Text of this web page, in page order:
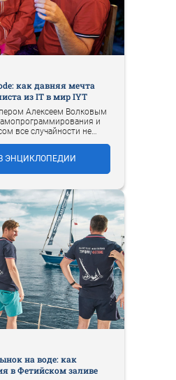
как давняя мечта
из IT в мир IYT
Алексеем Волковым
и
все случайности не
ЭНЦИКЛОПЕДИИ
на воде: как
в Фетийском заливе